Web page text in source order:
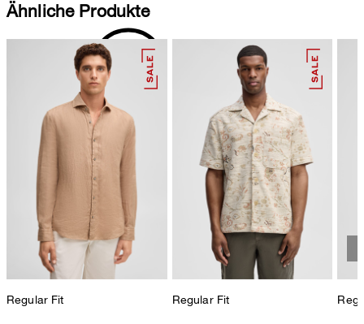
professionelle Nassreinigung
Ähnliche Produkte
Regular Fit Regular Fit